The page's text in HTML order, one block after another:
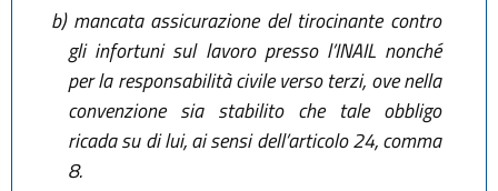
b)mancata assicurazione del tirocinante contro
gli infortuni sul lavoro presso l’INAIL nonché
per la responsabilità civile verso terzi, ove nella
convenzione sia stabilito che tale obbligo
ricada su di lui, ai sensi dell’articolo 24, comma
8.